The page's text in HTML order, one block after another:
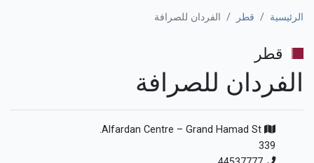
الرئيسية قطر الفردان للصرافة
قطر
الفردان للصرافة
339